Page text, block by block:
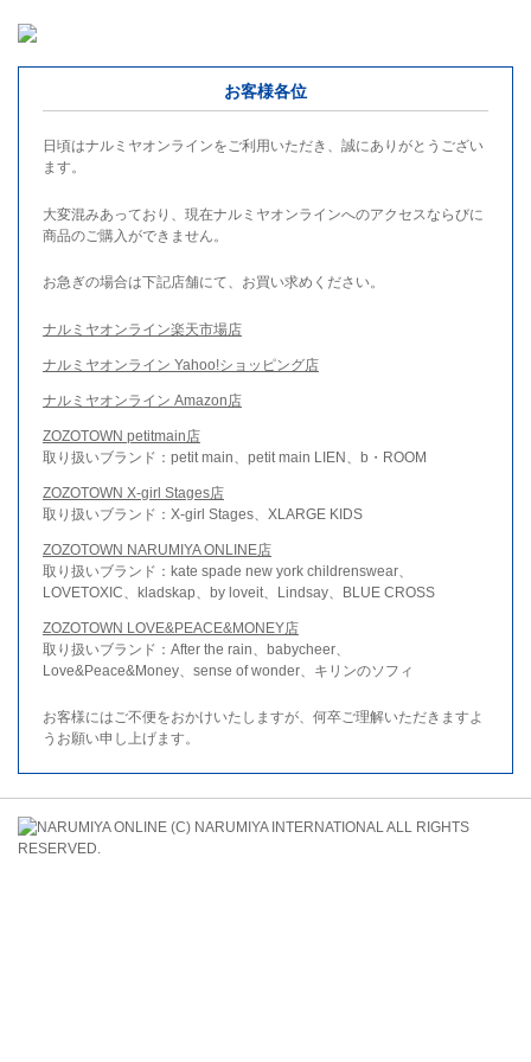
お客様各位
日頃はナルミヤオンラインをご利用いただき、誠にありがとうござい
ます。
大変混みあっており、現在ナルミヤオンラインへのアクセスならびに
商品のご購入ができません。
お急ぎの場合は下記店舗にて、お買い求めください。
ナルミヤオンライン楽天市場店
ナルミヤオンライン Yahoo!ショッピング店
ナルミヤオンライン Amazon店
ZOZOTOWN petitmain店
取り扱いブランド：petit main、petit main LIEN、b・ROOM
ZOZOTOWN X-girl Stages店
取り扱いブランド：X-girl Stages、XLARGE KIDS
ZOZOTOWN NARUMIYA ONLINE店
取り扱いブランド：kate spade new york childrenswear、
LOVETOXIC、kladskap、by loveit、Lindsay、BLUE CROSS
ZOZOTOWN LOVE&PEACE&MONEY店
取り扱いブランド：After the rain、babycheer、
Love&Peace&Money、sense of wonder、キリンのソフィ
お客様にはご不便をおかけいたしますが、何卒ご理解いただきますよ
うお願い申し上げます。